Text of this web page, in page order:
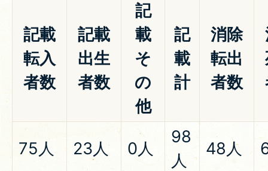
記載
転入
者数
記載
出生
者数
記
載
そ
の
他
記
載
計
消除
転出
者数
75人 23人 0人
98
人
48人